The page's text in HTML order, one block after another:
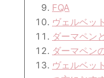
FQA
ヴェルベッ
ダーマペン
ダーマペン
ヴェルベッ